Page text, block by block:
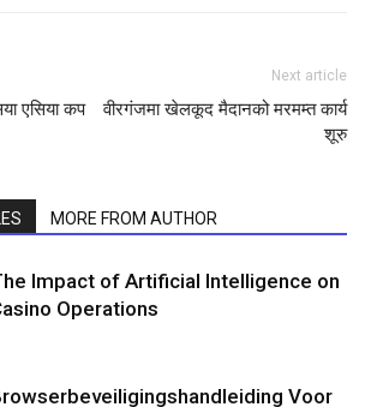
अन्तर्वार्ता विचार शिक्षा
अन्तर्वार्ता विचार शिक्षा
एसिया कप
Next article
वीरगंजमा खेलकूद मैदानको मरमम्त कार्य
शूरु
MORE FROM AUTHOR
Impact of Artificial Intelligence on
Operations
Voor